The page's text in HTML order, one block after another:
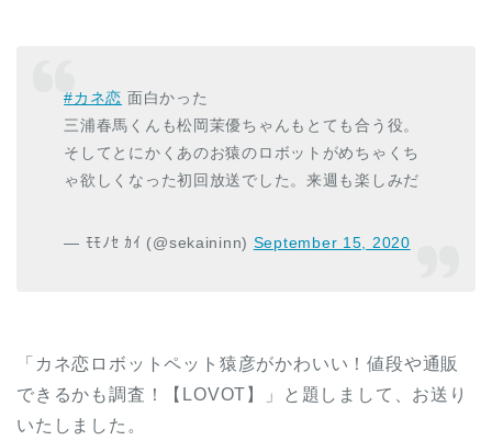
#カネ恋 面白かった
三浦春馬くんも松岡茉優ちゃんもとても合う役。
そしてとにかくあのお猿のロボットがめちゃくち
ゃ欲しくなった初回放送でした。来週も楽しみだ
— ﾓﾓﾉｾ ｶｲ (@sekaininn) September 15, 2020
「カネ恋ロボットペット猿彦がかわいい！値段や通販
できるかも調査！【LOVOT】」と題しまして、お送り
いたしました。